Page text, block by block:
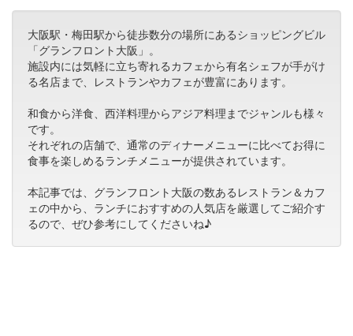
大阪駅・梅田駅から徒歩数分の場所にあるショッピングビル
「グランフロント大阪」。
施設内には気軽に立ち寄れるカフェから有名シェフが手がけ
る名店まで、レストランやカフェが豊富にあります。
和食から洋食、西洋料理からアジア料理までジャンルも様々
です。
それぞれの店舗で、通常のディナーメニューに比べてお得に
食事を楽しめるランチメニューが提供されています。
本記事では、グランフロント大阪の数あるレストラン＆カフ
ェの中から、ランチにおすすめの人気店を厳選してご紹介す
るので、ぜひ参考にしてくださいね♪